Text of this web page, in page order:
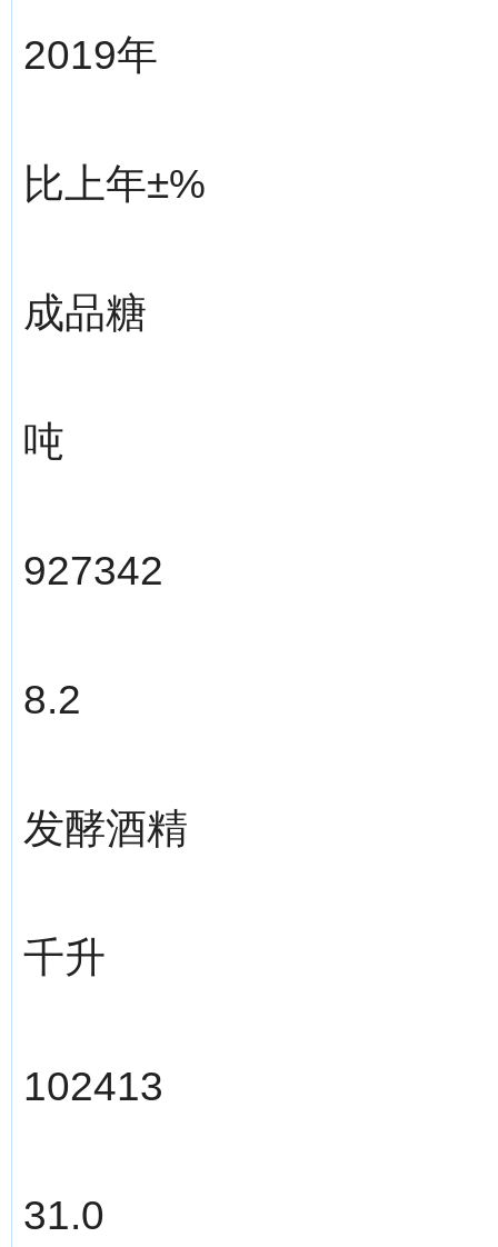
2019年
比上年±%
成品糖
吨
927342
8.2
发酵酒精
千升
102413
31.0